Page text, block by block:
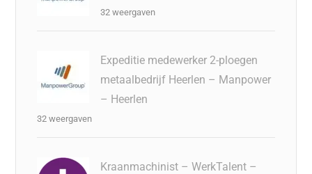
32 weergaven
Expeditie medewerker 2-ploegen
metaalbedrijf Heerlen – Manpower
– Heerlen
32 weergaven
Kraanmachinist – WerkTalent –